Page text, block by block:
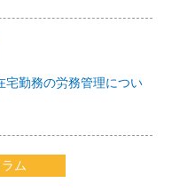
宅勤務の労務管理につい
ム